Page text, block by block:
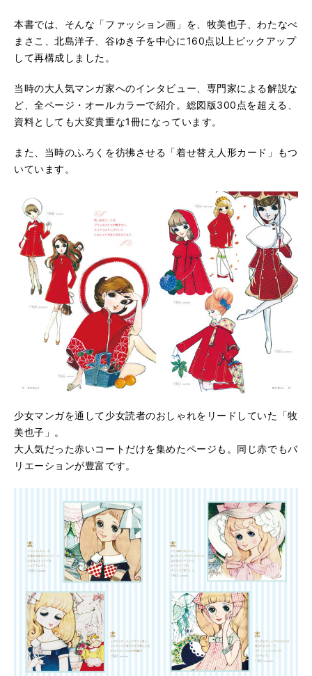
本書では、そんな「ファッション画」を、牧美也子、わたなべ
まさこ、北島洋子、谷ゆき子を中心に160点以上ピックアップ
して再構成しました。
当時の大人気マンガ家へのインタビュー、専門家による解説な
ど、全ページ・オールカラーで紹介。総図版300点を超える、
資料としても大変貴重な1冊になっています。
また、当時のふろくを彷彿させる「着せ替え人形カード」もつ
いています。
少女マンガを通して少女読者のおしゃれをリードしていた「牧
美也子」。
大人気だった赤いコートだけを集めたページも。同じ赤でもバ
リエーションが豊富です。